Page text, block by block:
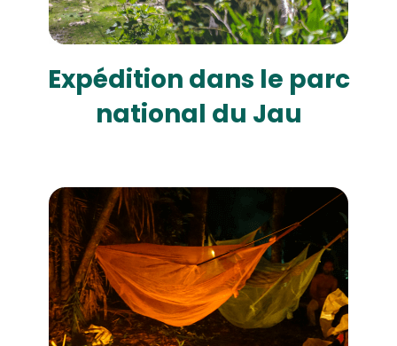
Expédition dans le parc
national du Jau